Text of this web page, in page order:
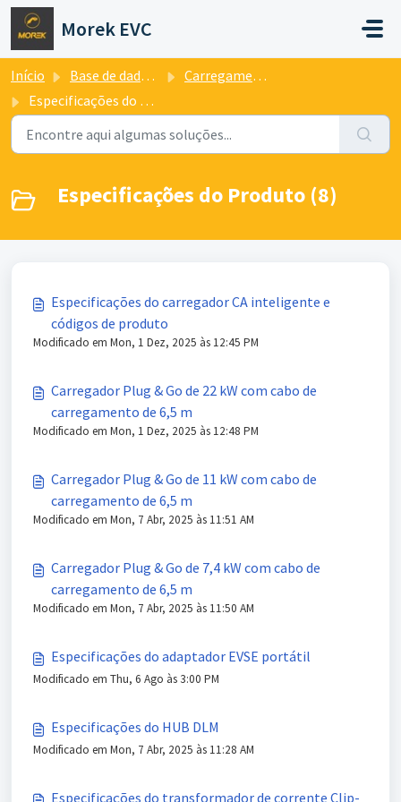
Avançar para o conteúdo principal
Morek EVC
Início Base de dados de conhecimento
Carregamento AC
Especificações do Produto
Especificações do Produto (8)
Especificações do carregador CA inteligente e
códigos de produto
Modificado em Mon, 1 Dez, 2025 às 12:45 PM
Carregador Plug & Go de 22 kW com cabo de
carregamento de 6,5 m
Modificado em Mon, 1 Dez, 2025 às 12:48 PM
Carregador Plug & Go de 11 kW com cabo de
carregamento de 6,5 m
Modificado em Mon, 7 Abr, 2025 às 11:51 AM
Carregador Plug & Go de 7,4 kW com cabo de
carregamento de 6,5 m
Modificado em Mon, 7 Abr, 2025 às 11:50 AM
Especificações do adaptador EVSE portátil
Modificado em Thu, 6 Ago às 3:00 PM
Especificações do HUB DLM
Modificado em Mon, 7 Abr, 2025 às 11:28 AM
Especificações do transformador de corrente Clip-